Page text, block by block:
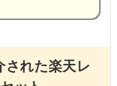
された楽天レ